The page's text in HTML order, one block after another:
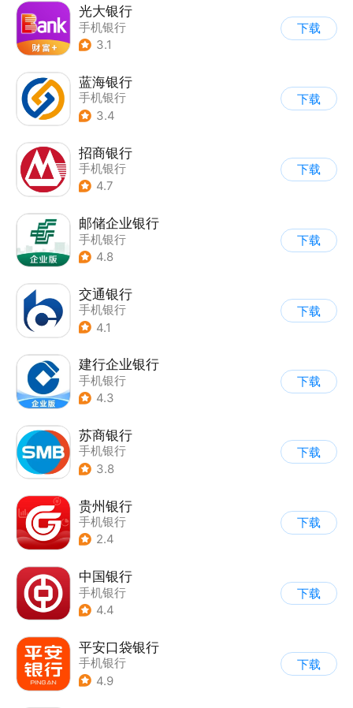
光大银行
手机银行
3.1
下载
蓝海银行
手机银行
3.4
下载
招商银行
手机银行
4.7
下载
邮储企业银行
手机银行
4.8
下载
交通银行
手机银行
4.1
下载
建行企业银行
手机银行
4.3
下载
苏商银行
手机银行
3.8
下载
贵州银行
手机银行
2.4
下载
中国银行
手机银行
4.4
下载
平安口袋银行
手机银行
4.9
下载